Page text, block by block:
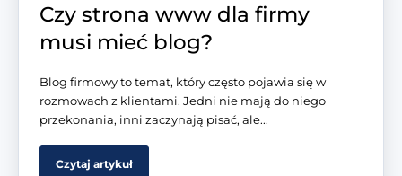
Czy strona www dla firmy
musi mieć blog?
Blog firmowy to temat, który często pojawia się w
rozmowach z klientami. Jedni nie mają do niego
przekonania, inni zaczynają pisać, ale...
Czytaj artykuł